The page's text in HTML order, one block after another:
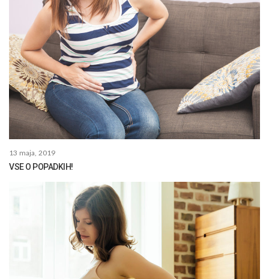
13 maja, 2019
VSE O POPADKIH!